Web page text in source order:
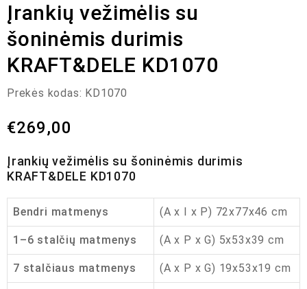
Įrankių vežimėlis su
šoninėmis durimis
KRAFT&DELE KD1070
Prekės kodas: KD1070
€269,00
Įrankių vežimėlis su šoninėmis durimis
KRAFT&DELE KD1070
Bendri matmenys (A x I x P) 72x77x46 cm
1–6 stalčių matmenys (A x P x G) 5x53x39 cm
7 stalčiaus matmenys (A x P x G) 19x53x19 cm